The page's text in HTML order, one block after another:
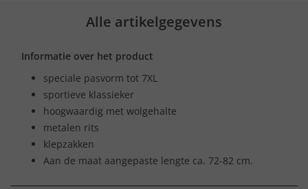
Alle artikelgegevens
Informatie over het product
speciale pasvorm tot 7XL
sportieve klassieker
hoogwaardig met wolgehalte
metalen rits
klepzakken
Aan de maat aangepaste lengte ca. 72-82 cm.